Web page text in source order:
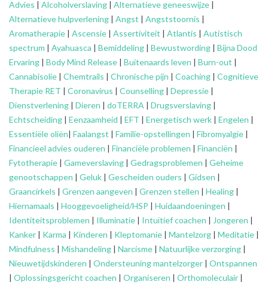
Advies | Alcoholverslaving | Alternatieve geneeswijze |
Alternatieve hulpverlening | Angst | Angststoornis |
Aromatherapie | Ascensie | Assertiviteit | Atlantis | Autistisch
spectrum | Ayahuasca | Bemiddeling | Bewustwording | Bijna Dood
Ervaring | Body Mind Release | Buitenaards leven | Burn-out |
Cannabisolie | Chemtrails | Chronische pijn | Coaching | Cognitieve
Therapie RET | Coronavirus | Counselling | Depressie |
Dienstverlening | Dieren | doTERRA | Drugsverslaving |
Echtscheiding | Eenzaamheid | EFT | Energetisch werk | Engelen |
Essentiële oliën| Faalangst | Familie-opstellingen | Fibromyalgie |
Financieel advies ouderen | Financiële problemen | Financiën |
Fytotherapie | Gameverslaving | Gedragsproblemen | Geheime
genootschappen | Geluk | Gescheiden ouders | Gidsen |
Graancirkels | Grenzen aangeven | Grenzen stellen | Healing |
Hiernamaals | Hooggevoeligheid/HSP | Huidaandoeningen |
Identiteitsproblemen | Illuminatie | Intuïtief coachen | Jongeren |
Kanker | Karma | Kinderen | Kleptomanie | Mantelzorg | Meditatie |
Mindfulness | Mishandeling | Narcisme | Natuurlijke verzorging |
Nieuwetijdskinderen | Ondersteuningmantelzorger | Ontspannen
| Oplossingsgericht coachen | Organiseren | Orthomoleculair |